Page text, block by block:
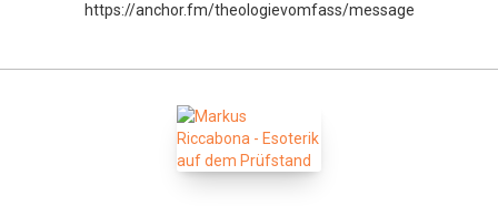
https://anchor.fm/theologievomfass/message